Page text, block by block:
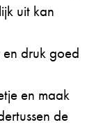
uit kan
en druk goed
en maak
de